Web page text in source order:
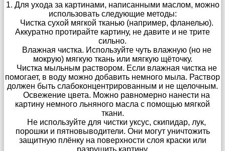
1. Для ухода за картинами, написанными маслом, можно
использовать следующие методы:
Чистка сухой мягкой тканью (например, фланелью).
Аккуратно протирайте картину, не давите и не трите
сильно.
Влажная чистка. Используйте чуть влажную (но не
мокрую) мягкую ткань или мягкую щёточку.
Чистка мыльным раствором. Если влажная чистка не
помогает, в воду можно добавить немного мыла. Раствор
должен быть слабоконцентрированным и не щелочным.
Освежение цвета. Можно равномерно нанести на
картину немного льняного масла с помощью мягкой
ткани.
Не используйте для чистки уксус, скипидар, лук,
порошки и пятновыводители. Они могут уничтожить
защитную плёнку на поверхности слоя краски или
разрушить картину.